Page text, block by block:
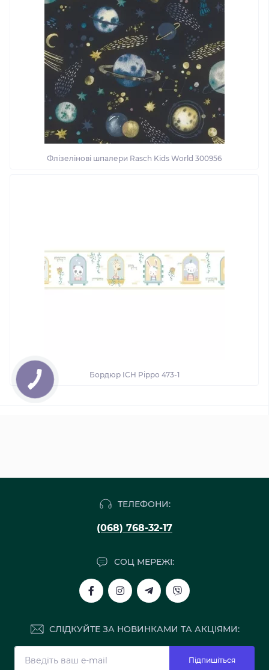
Флізелінові шпалери Rasch Kids World 300956
Бордюр ICH Pippo 473-1
ТЕЛЕФОНИ:
(068) 768-32-17
СОЦ МЕРЕЖІ:
СЛІДКУЙТЕ ЗА НОВИНКАМИ ТА АКЦІЯМИ:
Підпишіться